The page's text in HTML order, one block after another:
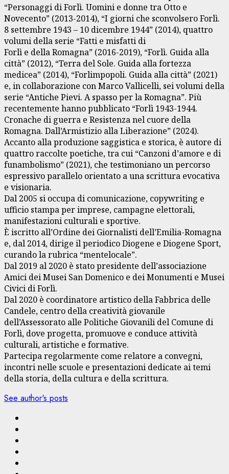
“Personaggi di Forlì. Uomini e donne tra Otto e
Novecento” (2013-2014), “I giorni che sconvolsero Forlì.
8 settembre 1943 – 10 dicembre 1944” (2014), quattro
volumi della serie “Fatti e misfatti di
Forlì e della Romagna” (2016-2019), “Forlì. Guida alla
città” (2012), “Terra del Sole. Guida alla fortezza
medicea” (2014), “Forlimpopoli. Guida alla città” (2021)
e, in collaborazione con Marco Vallicelli, sei volumi della
serie “Antiche Pievi. A spasso per la Romagna”. Più
recentemente hanno pubblicato “Forlì 1943-1944.
Cronache di guerra e Resistenza nel cuore della
Romagna. Dall’Armistizio alla Liberazione” (2024).
Accanto alla produzione saggistica e storica, è autore di
quattro raccolte poetiche, tra cui “Canzoni d’amore e di
funambolismo” (2021), che testimoniano un percorso
espressivo parallelo orientato a una scrittura evocativa
e visionaria.
Dal 2005 si occupa di comunicazione, copywriting e
ufficio stampa per imprese, campagne elettorali,
manifestazioni culturali e sportive.
È iscritto all’Ordine dei Giornalisti dell’Emilia-Romagna
e, dal 2014, dirige il periodico Diogene e Diogene Sport,
curando la rubrica “mentelocale”.
Dal 2019 al 2020 è stato presidente dell’associazione
Amici dei Musei San Domenico e dei Monumenti e Musei
Civici di Forlì.
Dal 2020 è coordinatore artistico della Fabbrica delle
Candele, centro della creatività giovanile
dell’Assessorato alle Politiche Giovanili del Comune di
Forlì, dove progetta, promuove e conduce attività
culturali, artistiche e formative.
Partecipa regolarmente come relatore a convegni,
incontri nelle scuole e presentazioni dedicate ai temi
della storia, della cultura e della scrittura.
See author's posts